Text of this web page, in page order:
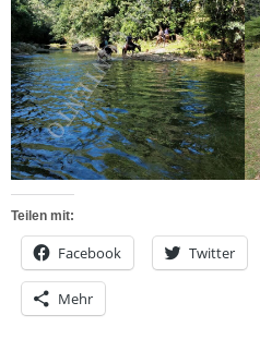
Teilen mit:
Facebook Twitter
Mehr